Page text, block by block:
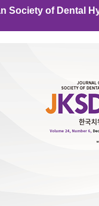
Society of Dental